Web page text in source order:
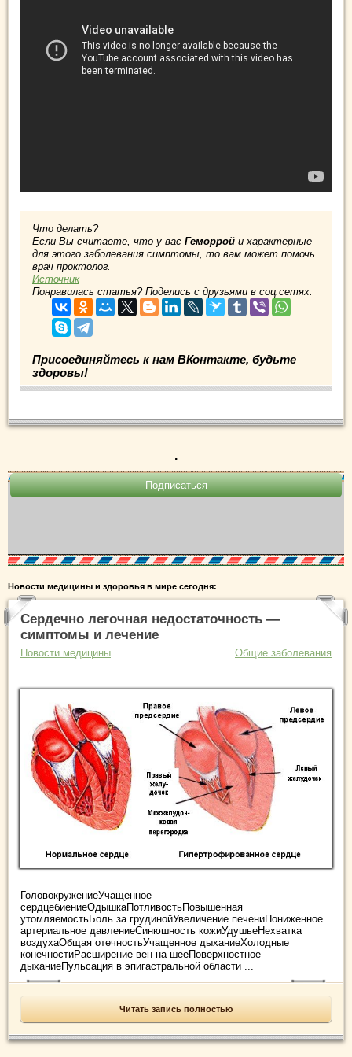
Что делать?
Если Вы считаете, что у вас Геморрой и характерные
для этого заболевания симптомы, то вам может помочь
врач проктолог.
Источник
Понравилась статья? Поделись с друзьями в соц.сетях:
Присоединяйтесь к нам ВКонтакте, будьте
здоровы!
.
Новости медицины и здоровья в мире сегодня:
Сердечно легочная недостаточность —
симптомы и лечение
Новости медицины Общие заболевания
ГоловокружениеУчащенное
сердцебиениеОдышкаПотливостьПовышенная
утомляемостьБоль за грудинойУвеличение печениПониженное
артериальное давлениеСинюшность кожиУдушьеНехватка
воздухаОбщая отечностьУчащенное дыханиеХолодные
конечностиРасширение вен на шееПоверхностное
дыханиеПульсация в эпигастральной области ...
Читать запись полностью